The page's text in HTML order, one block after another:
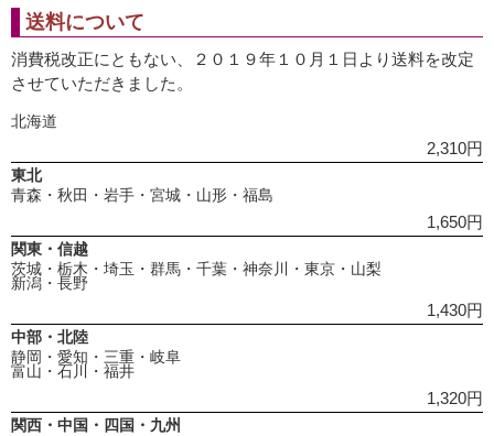
送料について
消費税改正にともない、２０１９年１０月１日より送料を改定
させていただきました。
北海道
2,310円
東北
青森・秋田・岩手・宮城・山形・福島
1,650円
関東・信越
茨城・栃木・埼玉・群馬・千葉・神奈川・東京・山梨
新潟・長野
1,430円
中部・北陸
静岡・愛知・三重・岐阜
富山・石川・福井
1,320円
関西・中国・四国・九州